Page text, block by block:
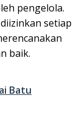
pengelola.
setiap
baik.
Batu